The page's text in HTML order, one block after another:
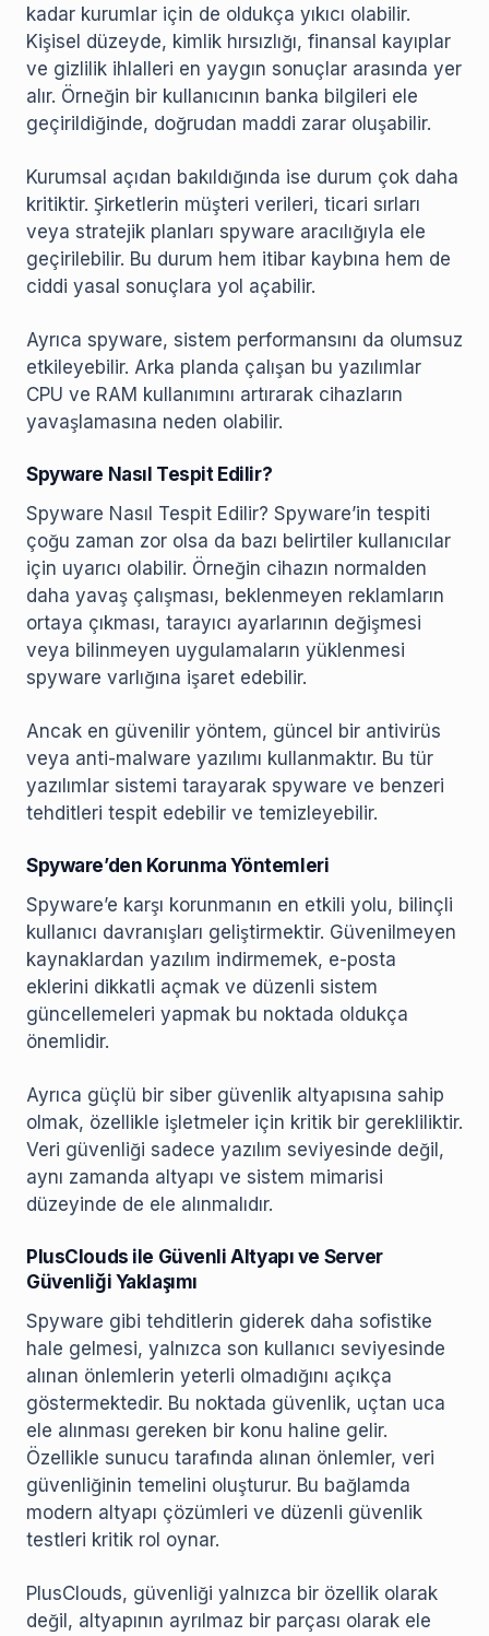
kadar kurumlar için de oldukça yıkıcı olabilir.
Kişisel düzeyde, kimlik hırsızlığı, finansal kayıplar
ve gizlilik ihlalleri en yaygın sonuçlar arasında yer
alır. Örneğin bir kullanıcının banka bilgileri ele
geçirildiğinde, doğrudan maddi zarar oluşabilir.
Kurumsal açıdan bakıldığında ise durum çok daha
kritiktir. Şirketlerin müşteri verileri, ticari sırları
veya stratejik planları spyware aracılığıyla ele
geçirilebilir. Bu durum hem itibar kaybına hem de
ciddi yasal sonuçlara yol açabilir.
Ayrıca spyware, sistem performansını da olumsuz
etkileyebilir. Arka planda çalışan bu yazılımlar
CPU ve RAM kullanımını artırarak cihazların
yavaşlamasına neden olabilir.
Spyware Nasıl Tespit Edilir?
Spyware Nasıl Tespit Edilir? Spyware’in tespiti
çoğu zaman zor olsa da bazı belirtiler kullanıcılar
için uyarıcı olabilir. Örneğin cihazın normalden
daha yavaş çalışması, beklenmeyen reklamların
ortaya çıkması, tarayıcı ayarlarının değişmesi
veya bilinmeyen uygulamaların yüklenmesi
spyware varlığına işaret edebilir.
Ancak en güvenilir yöntem, güncel bir antivirüs
veya anti-malware yazılımı kullanmaktır. Bu tür
yazılımlar sistemi tarayarak spyware ve benzeri
tehditleri tespit edebilir ve temizleyebilir.
Spyware’den Korunma Yöntemleri
Spyware’e karşı korunmanın en etkili yolu, bilinçli
kullanıcı davranışları geliştirmektir. Güvenilmeyen
kaynaklardan yazılım indirmemek, e-posta
eklerini dikkatli açmak ve düzenli sistem
güncellemeleri yapmak bu noktada oldukça
önemlidir.
Ayrıca güçlü bir siber güvenlik altyapısına sahip
olmak, özellikle işletmeler için kritik bir gerekliliktir.
Veri güvenliği sadece yazılım seviyesinde değil,
aynı zamanda altyapı ve sistem mimarisi
düzeyinde de ele alınmalıdır.
PlusClouds ile Güvenli Altyapı ve Server
Güvenliği Yaklaşımı
Spyware gibi tehditlerin giderek daha sofistike
hale gelmesi, yalnızca son kullanıcı seviyesinde
alınan önlemlerin yeterli olmadığını açıkça
göstermektedir. Bu noktada güvenlik, uçtan uca
ele alınması gereken bir konu haline gelir.
Özellikle sunucu tarafında alınan önlemler, veri
güvenliğinin temelini oluşturur. Bu bağlamda
modern altyapı çözümleri ve düzenli güvenlik
testleri kritik rol oynar.
PlusClouds, güvenliği yalnızca bir özellik olarak
değil, altyapının ayrılmaz bir parçası olarak ele